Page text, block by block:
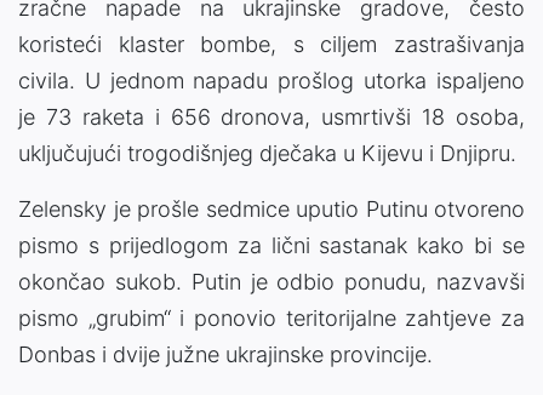
zračne napade na ukrajinske gradove, često
koristeći klaster bombe, s ciljem zastrašivanja
civila. U jednom napadu prošlog utorka ispaljeno
je 73 raketa i 656 dronova, usmrtivši 18 osoba,
uključujući trogodišnjeg dječaka u Kijevu i Dnjipru.
Zelensky je prošle sedmice uputio Putinu otvoreno
pismo s prijedlogom za lični sastanak kako bi se
okončao sukob. Putin je odbio ponudu, nazvavši
pismo „grubim“ i ponovio teritorijalne zahtjeve za
Donbas i dvije južne ukrajinske provincije.